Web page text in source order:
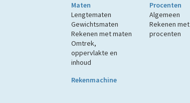
Maten
Lengtematen
Gewichtsmaten
Rekenen met maten
Omtrek,
oppervlakte en
inhoud
Procenten
Algemeen
Rekenen met
procenten
Rekenmachine